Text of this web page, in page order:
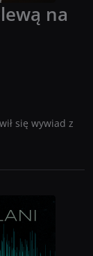
na
się wywiad z